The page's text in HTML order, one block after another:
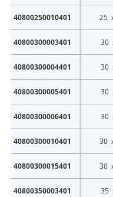
40800250010401 25
40800300003401 30
40800300004401 30
40800300005401 30
40800300006401 30
40800300010401 30
40800300015401 30
40800350003401 35